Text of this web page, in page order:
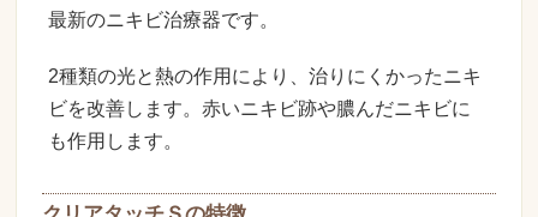
最新のニキビ治療器です。
2種類の光と熱の作用により、治りにくかったニキ
ビを改善します。赤いニキビ跡や膿んだニキビに
も作用します。